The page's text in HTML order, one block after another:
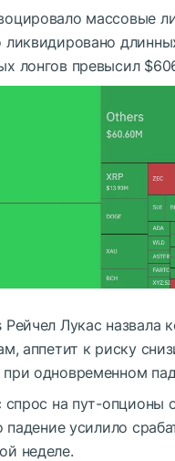
массовые
ликвидировано
лонгов превысил
Рейчел Лукас назвала
аппетит к риску
одновременном
на пут-опционы
падение усилило
неделе.